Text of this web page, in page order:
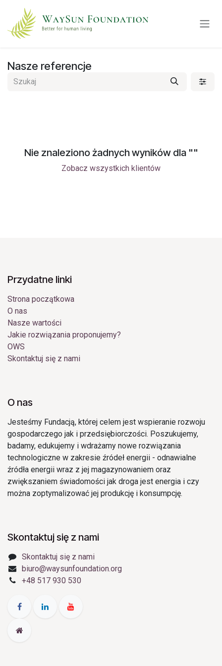
Nasze referencje
Nie znaleziono żadnych wyników dla ""
Zobacz wszystkich klientów
Przydatne linki
Strona początkowa
O nas
Nasze wartości
Jakie rozwiązania proponujemy?
OWS
Skontaktuj się z nami
O nas
Jesteśmy Fundacją, której celem jest wspieranie rozwoju
gospodarczego jak i przedsiębiorczości. Poszukujemy,
badamy, edukujemy i wdrażamy nowe rozwiązania
technologiczne w zakresie źródeł energii - odnawialne
źródła energii wraz z jej magazynowaniem oraz
zwiększaniem świadomości jak droga jest energia i czy
można zoptymalizować jej produkcję i konsumpcję.
Skontaktuj się z nami
Skontaktuj się z nami
biuro@waysunfoundation.org
+48 517 930 530